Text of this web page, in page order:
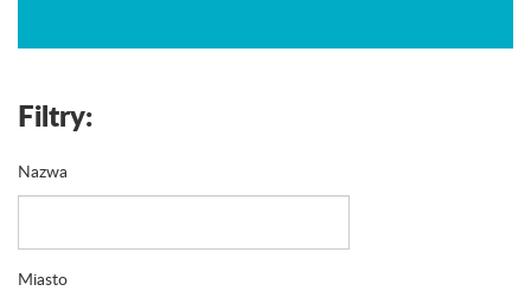
Filtry:
Nazwa
Miasto